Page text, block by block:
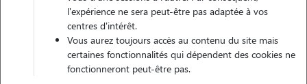
l'expérience ne sera peut-être pas adaptée à vos
centres d'intérêt.
Vous aurez toujours accès au contenu du site mais
certaines fonctionnalités qui dépendent des cookies ne
fonctionneront peut-être pas.